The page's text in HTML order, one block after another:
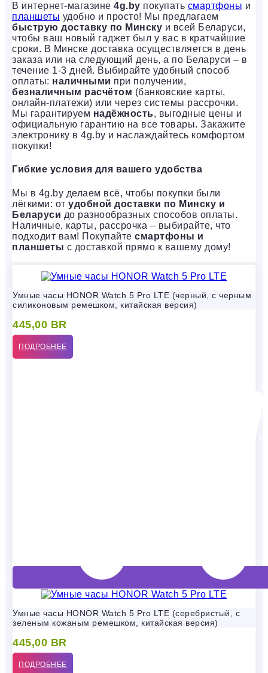
В интернет-магазине 4g.by покупать смартфоны и
планшеты удобно и просто! Мы предлагаем
быструю доставку по Минску и всей Беларуси,
чтобы ваш новый гаджет был у вас в кратчайшие
сроки. В Минске доставка осуществляется в день
заказа или на следующий день, а по Беларуси – в
течение 1-3 дней. Выбирайте удобный способ
оплаты: наличными при получении,
безналичным расчётом (банковские карты,
онлайн-платежи) или через системы рассрочки.
Мы гарантируем надёжность, выгодные цены и
официальную гарантию на все товары. Закажите
электронику в 4g.by и наслаждайтесь комфортом
покупки!
Гибкие условия для вашего удобства
Мы в 4g.by делаем всё, чтобы покупки были
лёгкими: от удобной доставки по Минску и
Беларуси до разнообразных способов оплаты.
Наличные, карты, рассрочка – выбирайте, что
подходит вам! Покупайте смартфоны и
планшеты с доставкой прямо к вашему дому!
Умные часы HONOR Watch 5 Pro LTE (черный, с черным
силиконовым ремешком, китайская версия)
445,00 BR
ПОДРОБНЕЕ
Умные часы HONOR Watch 5 Pro LTE (серебристый, с
зеленым кожаным ремешком, китайская версия)
445,00 BR
ПОДРОБНЕЕ